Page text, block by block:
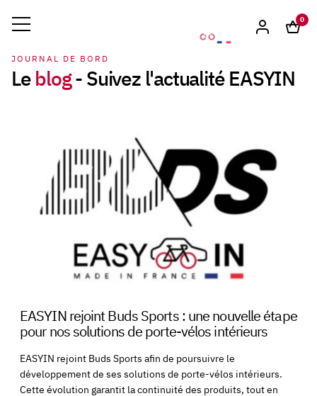
0
JOURNAL DE BORD
Leblog- Suivez l'actualité EASYIN
EASYIN rejoint Buds Sports : une nouvelle étape
pour nos solutions de porte-vélos intérieurs
EASYIN rejoint Buds Sports afin de poursuivre le
développement de ses solutions de porte-vélos intérieurs.
Cette évolution garantit la continuité des produits, tout en